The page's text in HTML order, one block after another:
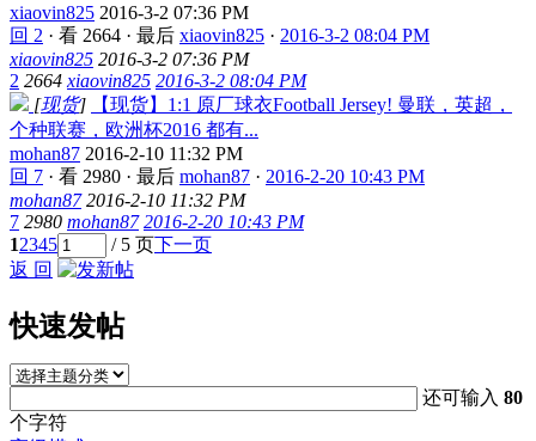
xiaovin825 2016-3-2 07:36 PM
回 2 · 看 2664 · 最后 xiaovin825 · 2016-3-2 08:04 PM
xiaovin825 2016-3-2 07:36 PM
2 2664 xiaovin825 2016-3-2 08:04 PM
[现货]
【现货】1:1 原厂球衣Football Jersey! 曼联，英超，
个种联赛，欧洲杯2016 都有...
mohan87 2016-2-10 11:32 PM
回 7 · 看 2980 · 最后 mohan87 · 2016-2-20 10:43 PM
mohan87 2016-2-10 11:32 PM
7 2980 mohan87 2016-2-20 10:43 PM
12345 / 5 页下一页
返 回
快速发帖
还可输入80
个字符